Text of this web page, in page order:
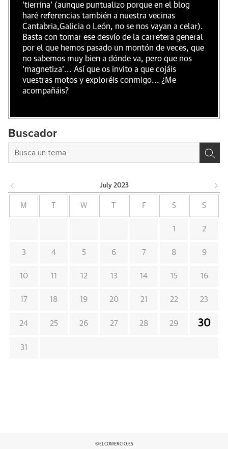
'tierrina' (aunque puntualizo porque en el blog
haré referencias también a nuestra vecinas
Cantabria,Galicia o León, no se nos vayan a celar).
Basta con tomar ese desvío de la carretera general
por el que hemos pasado un montón de veces, que
no sabemos muy bien a dónde va, pero que nos
'magnetiza'... Así que os invito a que cojáis
vuestras motos y exploréis conmigo... ¿Me
acompañáis?
Buscador
July 2023
M W F S S
1 2
3 4 5 6 7 8 9
10 11 12 13 14 15 16
17 18 19 20 21 22 23
24 25 26 27 28 29 30
31
©ELCOMERCIO.ES